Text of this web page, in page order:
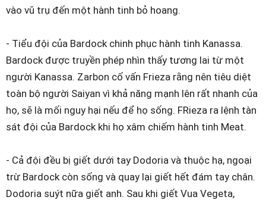
vào vũ trụ đến một hành tinh bỏ hoang.
- Tiểu đội của Bardock chinh phục hành tinh Kanassa.
Bardock được truyền phép nhìn thấy tương lai từ một
người Kanassa. Zarbon cố vấn Frieza rằng nên tiêu diệt
toàn bộ người Saiyan vì khả năng mạnh lên rất nhanh của
họ, sẽ là mối nguy hại nếu để họ sống. FRieza ra lệnh tàn
sát đội của Bardock khi họ xâm chiếm hành tinh Meat.
- Cả đội đều bị giết dưới tay Dodoria và thuộc hạ, ngoại
trừ Bardock còn sống và quay lại giết hết đám tay chân.
Dodoria suýt nữa giết anh. Sau khi giết Vua Vegeta,